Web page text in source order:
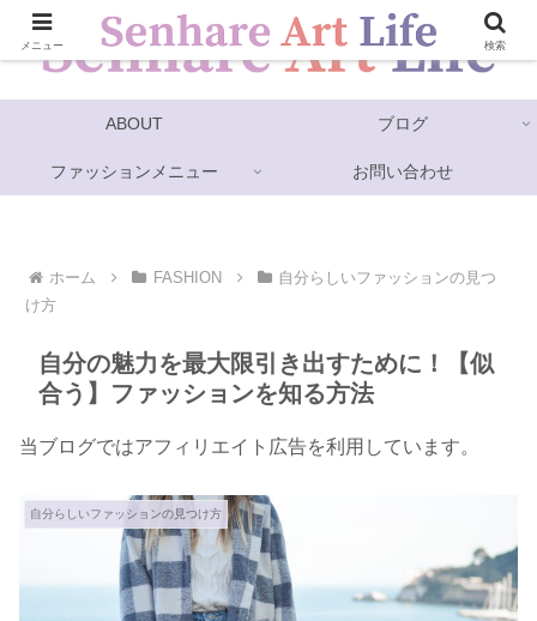
ABOUT ブログ
ファッションメニュー お問い合わせ
ホーム FASHION
自分らしいファッションの見つ
け方
自分の魅力を最大限引き出すために！【似
合う】ファッションを知る方法
当ブログではアフィリエイト広告を利用しています。
自分らしいファッションの見つけ方
メニュー 検索